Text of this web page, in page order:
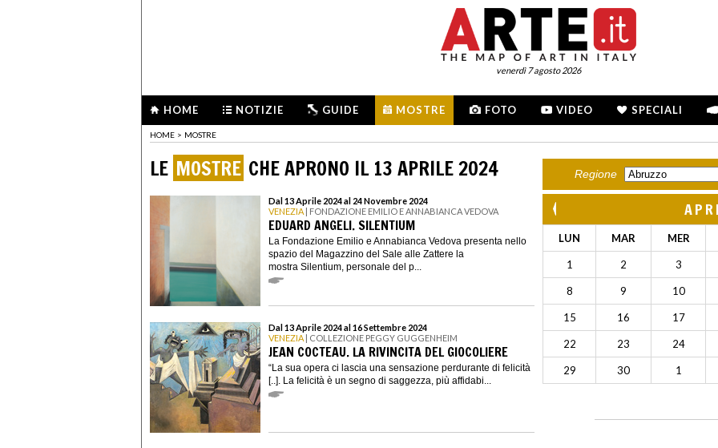
venerdì 7 agosto 2026
HOME NOTIZIE GUIDE MOSTRE FOTO VIDEO SPECIALI
HOME > MOSTRE
LE MOSTRE CHE APRONO IL 13 APRILE 2024
Dal 13 Aprile 2024 al 24 Novembre 2024
VENEZIA | FONDAZIONE EMILIO E ANNABIANCA VEDOVA
EDUARD ANGELI. SILENTIUM
La Fondazione Emilio e Annabianca Vedova presenta nello
spazio del Magazzino del Sale alle Zattere la
mostra Silentium, personale del p...
Dal 13 Aprile 2024 al 16 Settembre 2024
VENEZIA | COLLEZIONE PEGGY GUGGENHEIM
JEAN COCTEAU. LA RIVINCITA DEL GIOCOLIERE
“La sua opera ci lascia una sensazione perdurante di felicità
[..]. La felicità è un segno di saggezza, più affidabi...
Regione
LUN MAR MER
1 2 3
8 9 10
15 16 17
22 23 24
29 30 1